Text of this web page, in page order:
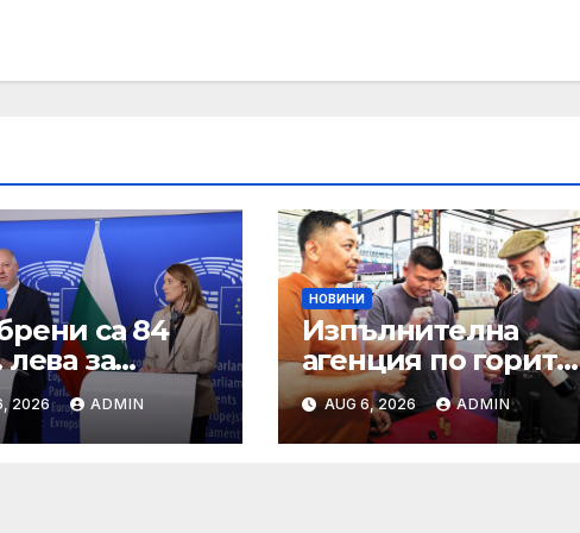
са 84
за
към
и птици
2026 ADMIN
НОВИНИ
Изпълнителна
агенция по горите
| Новини
AUG 6, 2026 ADMIN